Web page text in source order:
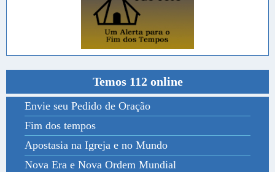
Temos 112 online
Envie seu Pedido de Oração
Fim dos tempos
Apostasia na Igreja e no Mundo
Nova Era e Nova Ordem Mundial